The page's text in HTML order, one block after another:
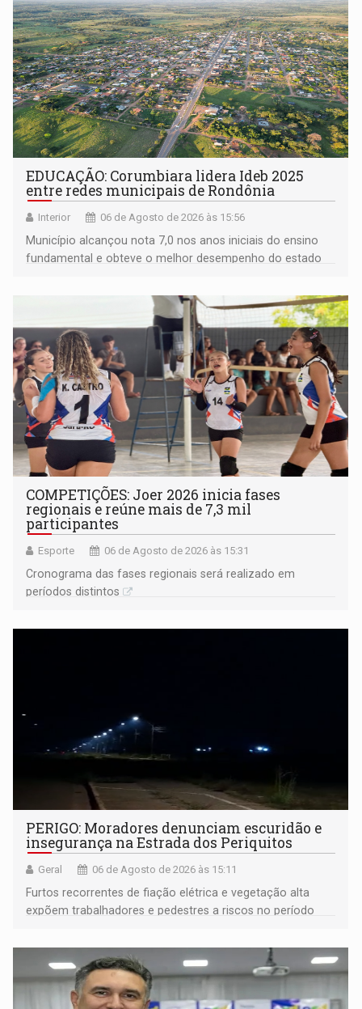
EDUCAÇÃO: Corumbiara lidera Ideb 2025
entre redes municipais de Rondônia
Interior 06 de Agosto de 2026 às 15:56
Município alcançou nota 7,0 nos anos iniciais do ensino
fundamental e obteve o melhor desempenho do estado
COMPETIÇÕES: Joer 2026 inicia fases
regionais e reúne mais de 7,3 mil
participantes
Esporte 06 de Agosto de 2026 às 15:31
Cronograma das fases regionais será realizado em
períodos distintos
PERIGO: Moradores denunciam escuridão e
insegurança na Estrada dos Periquitos
Geral 06 de Agosto de 2026 às 15:11
Furtos recorrentes de fiação elétrica e vegetação alta
expõem trabalhadores e pedestres a riscos no período